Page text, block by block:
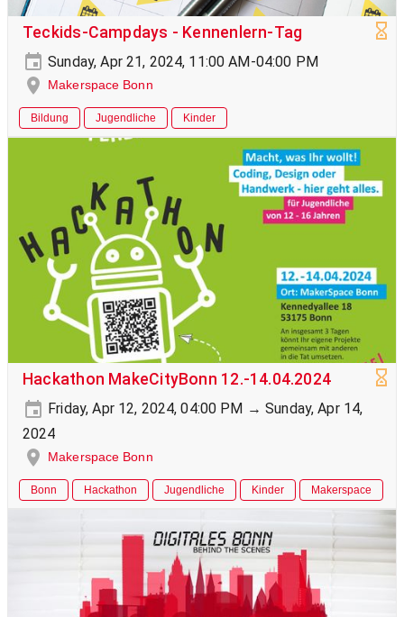
Teckids-Campdays - Kennenlern-Tag
Sunday, Apr 21, 2024, 11:00 AM-04:00 PM
Makerspace Bonn
Bildung Jugendliche Kinder
Hackathon MakeCityBonn 12.-14.04.2024
Friday, Apr 12, 2024, 04:00 PM → Sunday, Apr 14,
2024
Makerspace Bonn
Bonn Hackathon Jugendliche Kinder Makerspace